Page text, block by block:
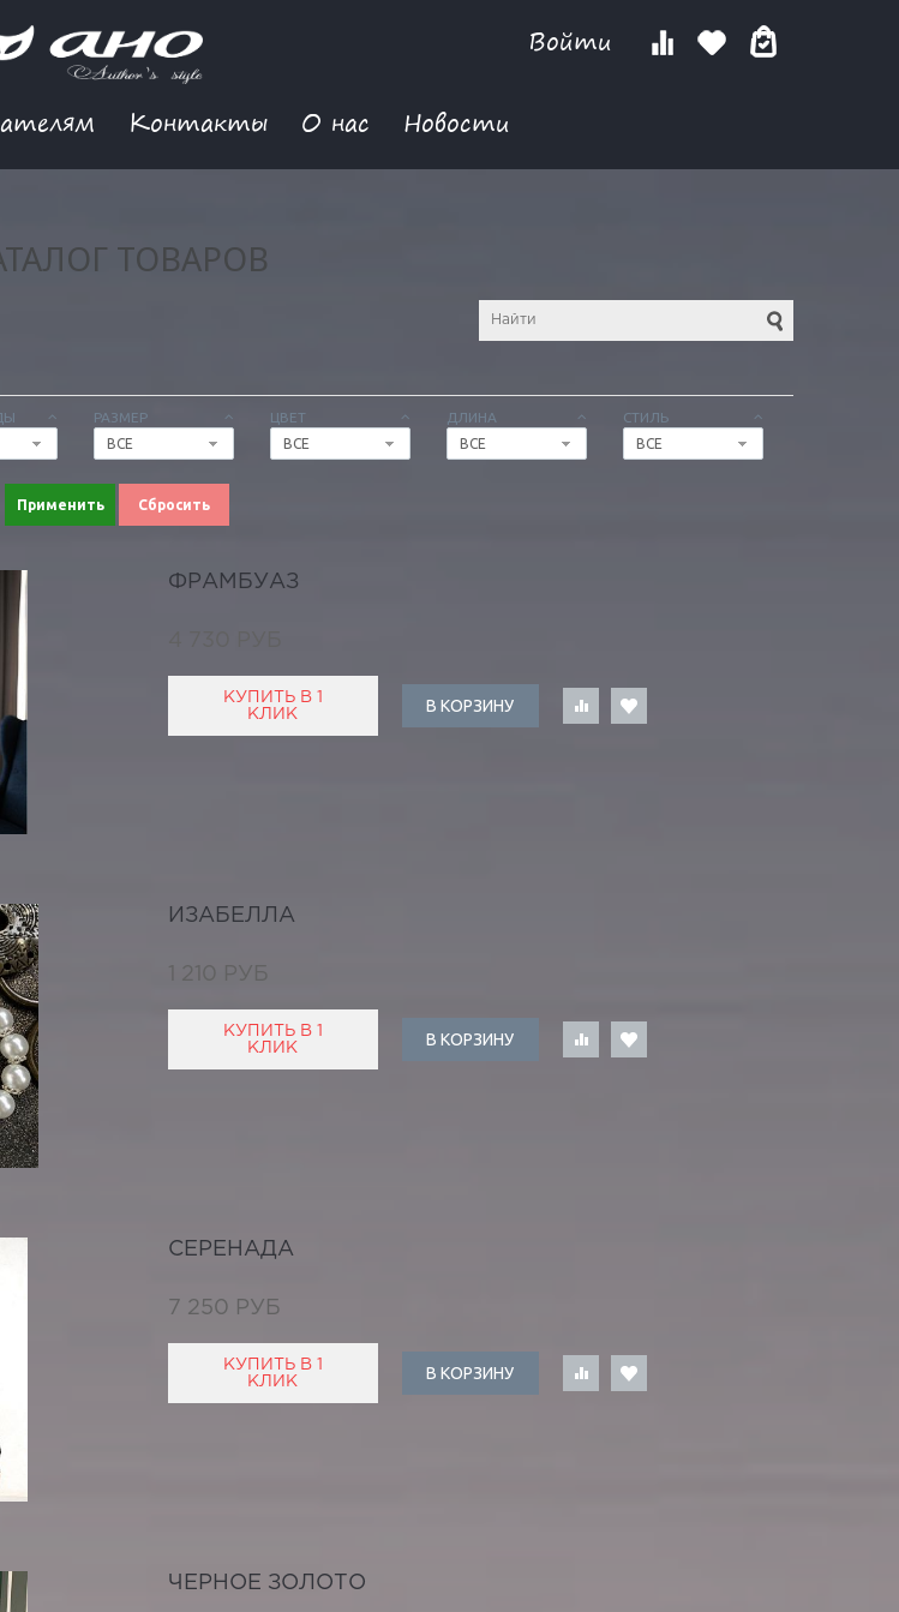
Войти
Контакты О нас Новости
ТОВАРОВ
РАЗМЕР
ВСЕ
ЦВЕТ
ВСЕ
ДЛИНА
ВСЕ
СТИЛЬ
ВСЕ
Применить Сбросить
ФРАМБУАЗ
КУПИТЬ В 1
КЛИК
В КОРЗИНУ
ИЗАБЕЛЛА
1 210 РУБ
КУПИТЬ В 1
КЛИК
В КОРЗИНУ
СЕРЕНАДА
7 250 РУБ
КУПИТЬ В 1
КЛИК
В КОРЗИНУ
ЧЕРНОЕ ЗОЛОТО